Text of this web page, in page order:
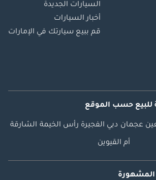
السيارات الجديدة
أخبار السيارات
قم ببيع سيارتك في الإمارات
للبيع حسب الموقع
عجمان دبي الفجيرة رأس الخيمة الشارقة
أم القيوين
المشهورة